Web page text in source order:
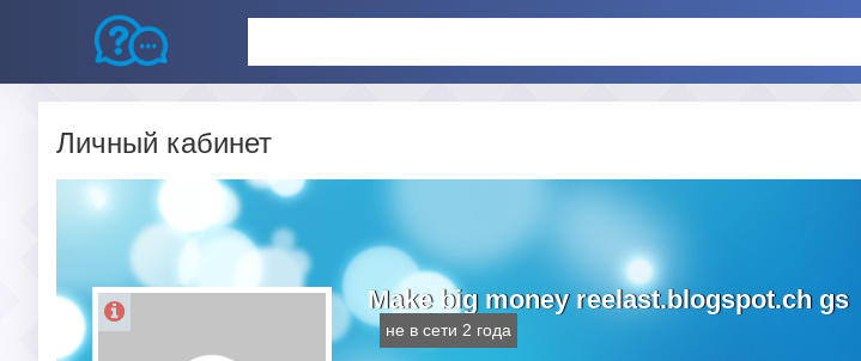
Личный кабинет
Make big money reelast.blogspot.ch gs
не в сети 2 года